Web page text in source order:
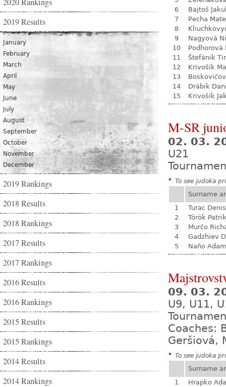
2019 Results
January
February
March
April
May
June
July
August
September
October
November
December
2019 Rankings
2018 Results
2018 Rankings
2017 Results
2017 Rankings
2016 Results
2016 Rankings
2015 Results
2015 Rankings
2014 Results
2014 Rankings
6
Bajtoš
7
Pecha
8
9
Nagyová
10
Podhorová
11
Štefánik
12
Krivošík
13
14
Drábik
15
Krivošík
M-SR
02. 03.
U21
* To see judoka
Surname
1
Turac Denis
2
Török Patrik
3
Murčo
4
Gadzhiev
5
Naňo Adam
09. 03.
U9, U11,
Coaches:
Geršiová,
* To see judoka
Surname
1
Hrapko